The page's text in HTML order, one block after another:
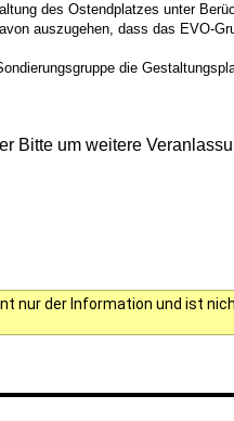
des Ostendplatzes unter
auszugehen, dass das EVO-
die
Bitte um weitere
der Information und ist